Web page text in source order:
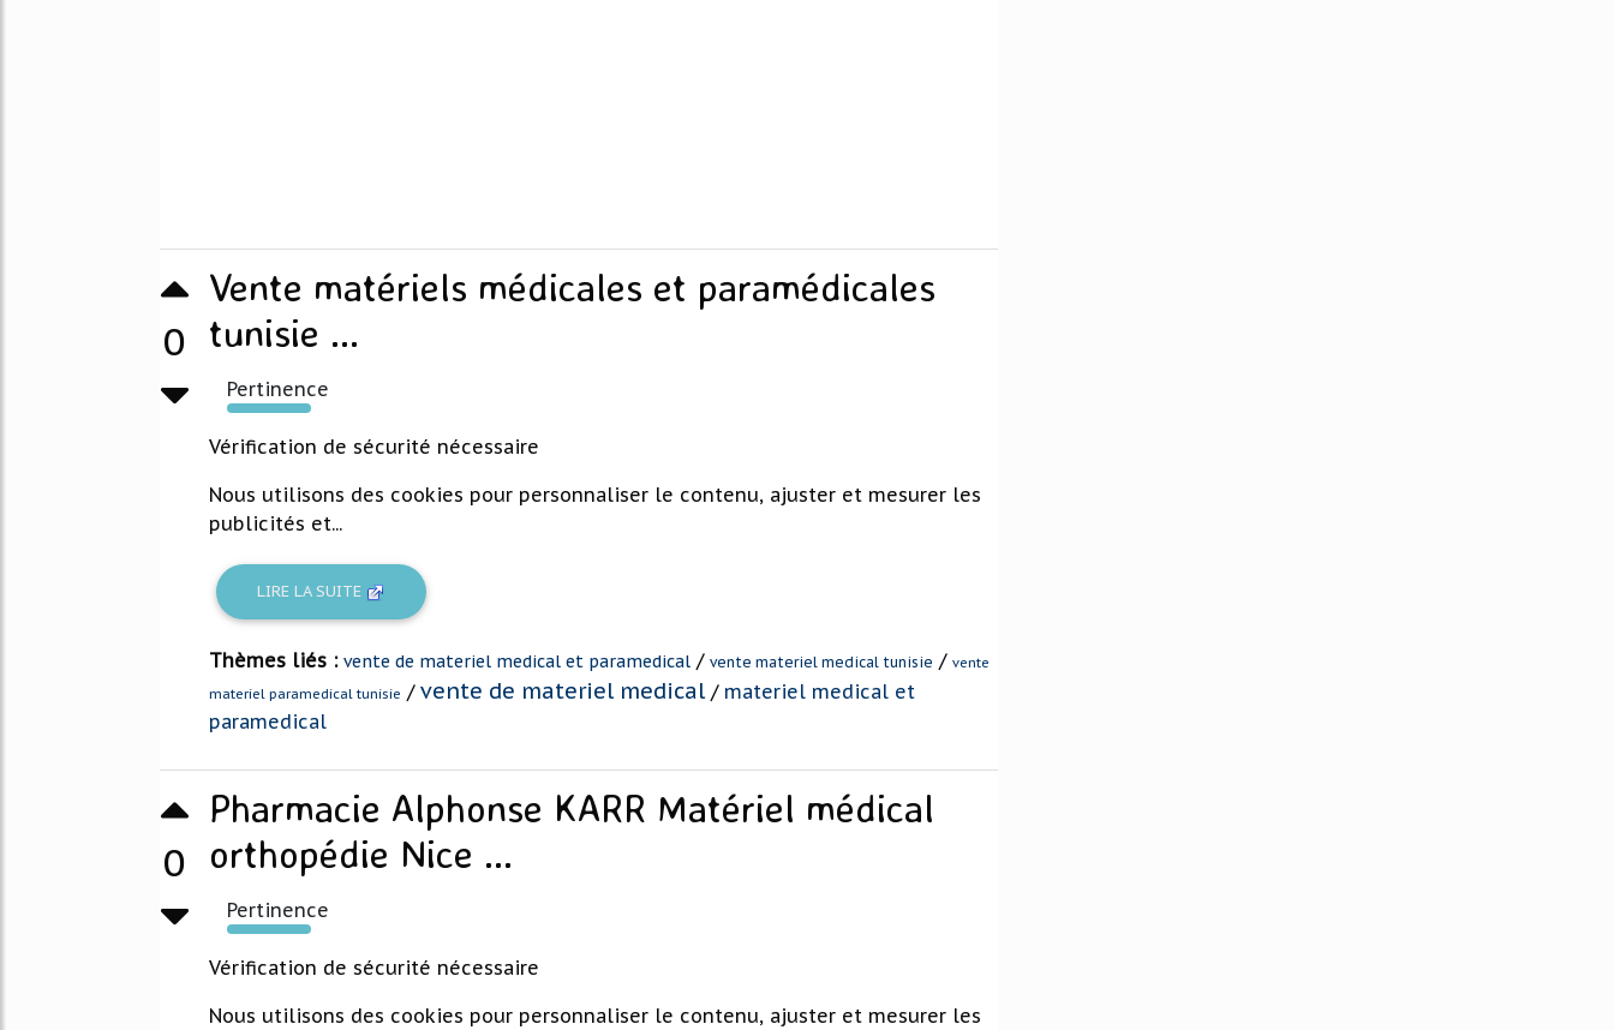
0
Vente matériels médicales et paramédicales
tunisie ...
Pertinence
195%
Vérification de sécurité nécessaire
Nous utilisons des cookies pour personnaliser le contenu, ajuster et mesurer les
publicités et...
LIRE LA SUITE
Thèmes liés : vente de materiel medical et paramedical / vente materiel medical tunisie / vente
materiel paramedical tunisie / vente de materiel medical / materiel medical et
paramedical
0
Pharmacie Alphonse KARR Matériel médical
orthopédie Nice ...
Pertinence
168%
Vérification de sécurité nécessaire
Nous utilisons des cookies pour personnaliser le contenu, ajuster et mesurer les